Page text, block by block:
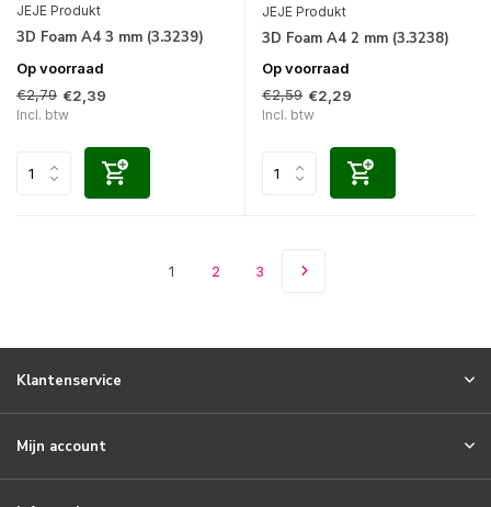
JEJE Produkt
3D Foam A4 3 mm (3.3239)
Op voorraad
€2,79 €2,39
Incl. btw
JEJE Produkt
3D Foam A4 2 mm (3.3238)
Op voorraad
€2,59 €2,29
Incl. btw
1 2 3
Klantenservice
Mijn account